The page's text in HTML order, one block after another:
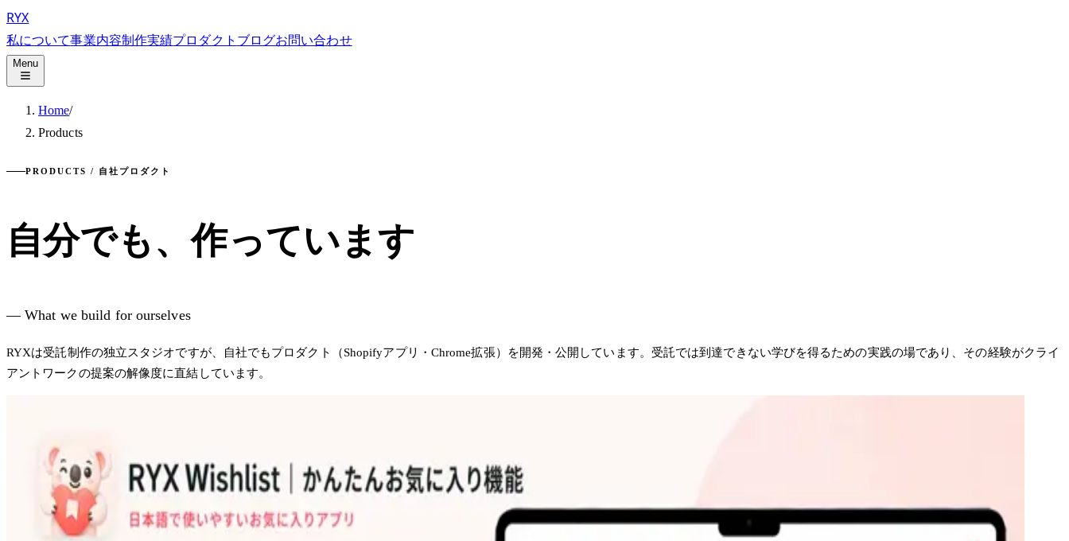
RYX
私について事業内容制作実績プロダクト ブログお問い合わせ
Menu
Home/
Products
PRODUCTS / 自社プロダクト
自分でも、作っています
— What we build for ourselves
RYXは受託制作の独立スタジオですが、自社でもプロダクト（Shopifyアプリ・Chrome拡張）を開発・公開しています。受託では到達できない学びを得るための実践の場であり、その経験がクライ
アントワークの提案の解像度に直結しています。